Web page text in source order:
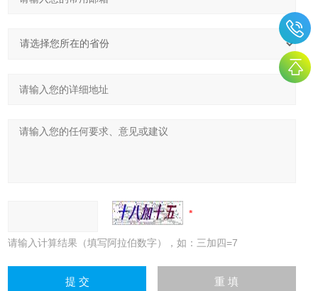
请输入计算结果（填写阿拉伯数字），如：三加四=7